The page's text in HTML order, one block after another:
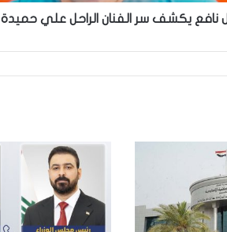
نافع يكشف سر الفنان الراحل علي حميدة